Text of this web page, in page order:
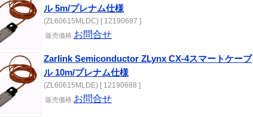
ル 5m/プレナム仕様
(ZL60615MLDC) [ 12190687 ]
販売価格 お問合せ
Zarlink Semiconductor ZLynx CX-4スマートケーブ
ル 10m/プレナム仕様
(ZL60615MLDE) [ 12190688 ]
販売価格 お問合せ